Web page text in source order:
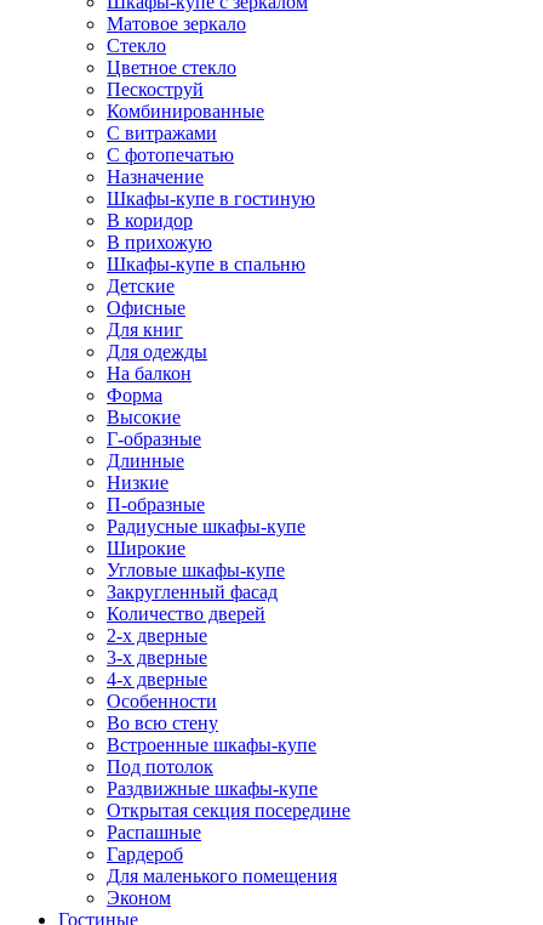
Матовое зеркало
Стекло
Цветное стекло
Пескоструй
Комбинированные
С витражами
С фотопечатью
Назначение
Шкафы-купе в гостиную
В коридор
В прихожую
Шкафы-купе в спальню
Детские
Офисные
Для книг
Для одежды
На балкон
Форма
Высокие
Г-образные
Длинные
Низкие
П-образные
Радиусные шкафы-купе
Широкие
Угловые шкафы-купе
Закругленный фасад
Количество дверей
2-х дверные
3-х дверные
4-х дверные
Особенности
Во всю стену
Встроенные шкафы-купе
Под потолок
Раздвижные шкафы-купе
Открытая секция посередине
Распашные
Гардероб
Для маленького помещения
Эконом
Гостиные